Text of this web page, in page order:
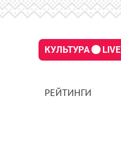
КУЛЬТУРА LIVE
РЕЙТИНГИ